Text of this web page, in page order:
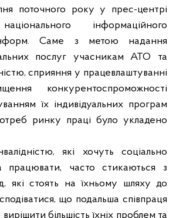
поточного року у прес-центрі
інформаційного
Саме з метою надання
послуг учасникам АТО та
сприяння у працевлаштуванні
конкурентоспроможності
їх індивідуальних програм
потреб ринку праці було укладено
які хочуть соціально
працювати, часто стикаються з
які стоять на їхньому шляху до
що подальша співпраця
більшість їхніх проблем та